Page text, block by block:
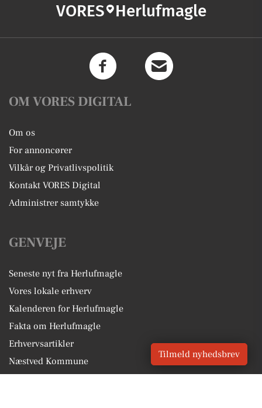
VORES Herlufmagle
OM VORES DIGITAL
Om os
For annoncører
Vilkår og Privatlivspolitik
Kontakt VORES Digital
Administrer samtykke
GENVEJE
Seneste nyt fra Herlufmagle
Vores lokale erhverv
Kalenderen for Herlufmagle
Fakta om Herlufmagle
Erhvervsartikler
Næstved Kommune
Tilmeld nyhedsbrev